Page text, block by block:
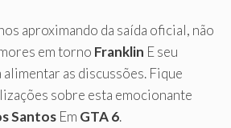
aproximando da saída oficial, não
em torno Franklin E seu
as discussões. Fique
sobre esta emocionante
Santos Em GTA 6.